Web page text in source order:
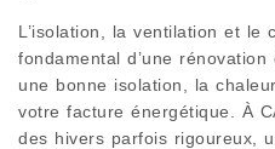
L’isolation, la ventilation et le
fondamental d’une
une bonne isolation, la
votre facture énergétique. À
des hivers parfois rigoureux,